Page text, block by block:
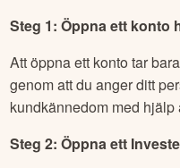
Steg 1: Öppna ett konto
Att öppna ett konto tar
genom att du anger ditt
kundkännedom med hjälp
Steg 2: Öppna ett